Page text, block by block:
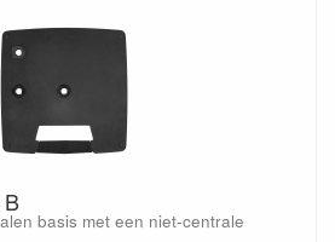
basis met een niet-centrale